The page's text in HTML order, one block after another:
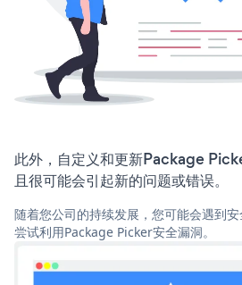
此外，自定义和更新Package
且很可能会引起新的问题或错误。
随着您公司的持续发展，您可能会遇到
尝试利用Package Picker安全漏洞。